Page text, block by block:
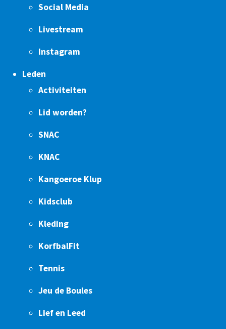
Social Media
Livestream
Instagram
Leden
Activiteiten
Lid worden?
SNAC
KNAC
Kangoeroe Klup
Kidsclub
Kleding
KorfbalFit
Tennis
Jeu de Boules
Lief en Leed